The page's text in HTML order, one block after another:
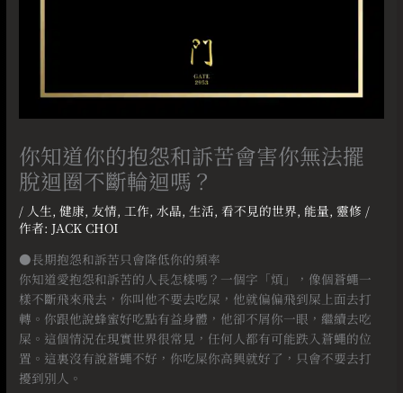
你知道你的抱怨和訴苦會害你無法擺
脫迴圈不斷輪迴嗎？
/ 人生 ,健康, 友情, 工作, 水晶,生活,看不見的世界, 能量,靈修 /
作者: JACK CHOI
●長期抱怨和訴苦只會降低你的頻率
你知道愛抱怨和訴苦的人長怎樣嗎？一個字「煩」，像個蒼蠅一
樣不斷飛來飛去，你叫他不要去吃屎，他就偏偏飛到屎上面去打
轉。你跟他說蜂蜜好吃點有益身體，他卻不屑你一眼，繼續去吃
屎。這個情況在現實世界很常見，任何人都有可能跌入蒼蠅的位
置。這裏沒有說蒼蠅不好，你吃屎你高興就好了，只會不要去打
擾到別人。